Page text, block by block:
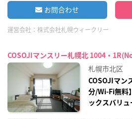
お問合わせ
運営会社： 株式会社札幌ウィークリー
COSOJIマンスリー札幌北 1004・
札幌市北区
COSOJIマン
分/Wi-Fi無料
ックスバリ